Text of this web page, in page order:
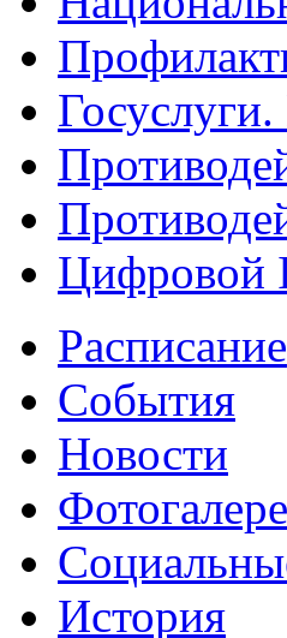
Цифровой
Расписание
События
Новости
История